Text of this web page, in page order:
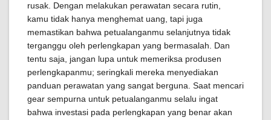
rusak. Dengan melakukan perawatan secara rutin,
kamu tidak hanya menghemat uang, tapi juga
memastikan bahwa petualanganmu selanjutnya tidak
terganggu oleh perlengkapan yang bermasalah. Dan
tentu saja, jangan lupa untuk memeriksa produsen
perlengkapanmu; seringkali mereka menyediakan
panduan perawatan yang sangat berguna. Saat mencari
gear sempurna untuk petualanganmu selalu ingat
bahwa investasi pada perlengkapan yang benar akan